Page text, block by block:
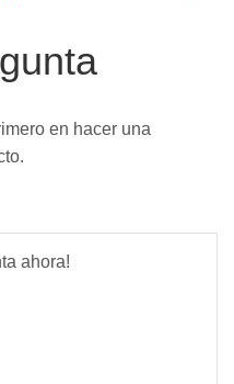
en hacer una